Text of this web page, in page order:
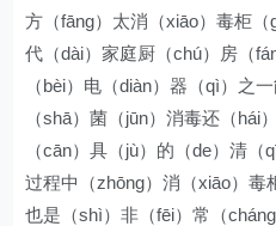
方（fāng）太消（xiāo）毒柜（
代（dài）家庭厨（chú）房（
（bèi）电（diàn）器（qì）之
（shā）菌（jūn）消毒还（hái
（cān）具（jù）的（de）清
过程中（zhōng）消（xiāo）毒
也是（shì）非（fēi）常（